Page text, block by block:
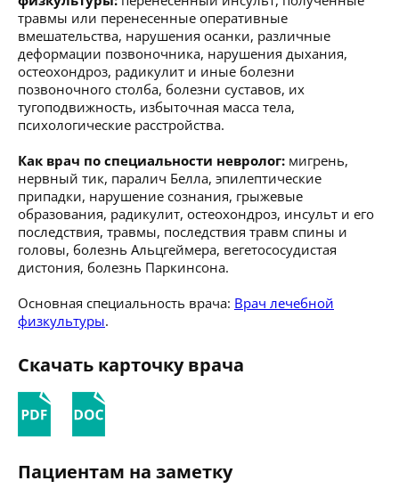
травмы или перенесенные оперативные
вмешательства, нарушения осанки, различные
деформации позвоночника, нарушения дыхания,
остеохондроз, радикулит и иные болезни
позвоночного столба, болезни суставов, их
тугоподвижность, избыточная масса тела,
психологические расстройства.
Как врач по специальности невролог: мигрень,
нервный тик, паралич Белла, эпилептические
припадки, нарушение сознания, грыжевые
образования, радикулит, остеохондроз, инсульт и его
последствия, травмы, последствия травм спины и
головы, болезнь Альцгеймера, вегетососудистая
дистония, болезнь Паркинсона.
Основная специальность врача: Врач лечебной
физкультуры.
Скачать карточку врача
Пациентам на заметку